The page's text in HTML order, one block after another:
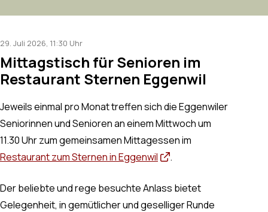
Mittagstisch für Senioren im
Restaurant Sternen Eggenwil
29. Juli 2026, 11:30 Uhr
Jeweils einmal pro Monat treffen sich die Eggenwiler
Seniorinnen und Senioren an einem Mittwoch um
11.30 Uhr zum gemeinsamen Mittagessen im
Restaurant zum Sternen in Eggenwil
.
Der beliebte und rege besuchte Anlass bietet
Gelegenheit, in gemütlicher und geselliger Runde